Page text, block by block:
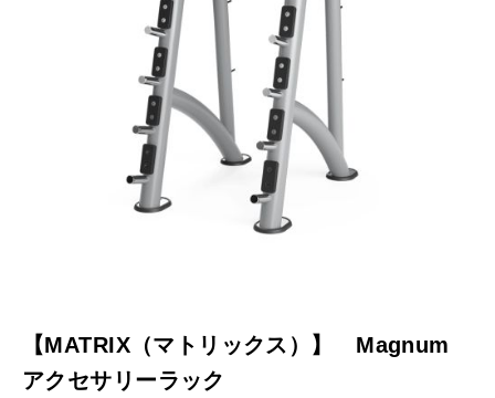
【MATRIX（マトリックス）】 Magnum
アクセサリーラック